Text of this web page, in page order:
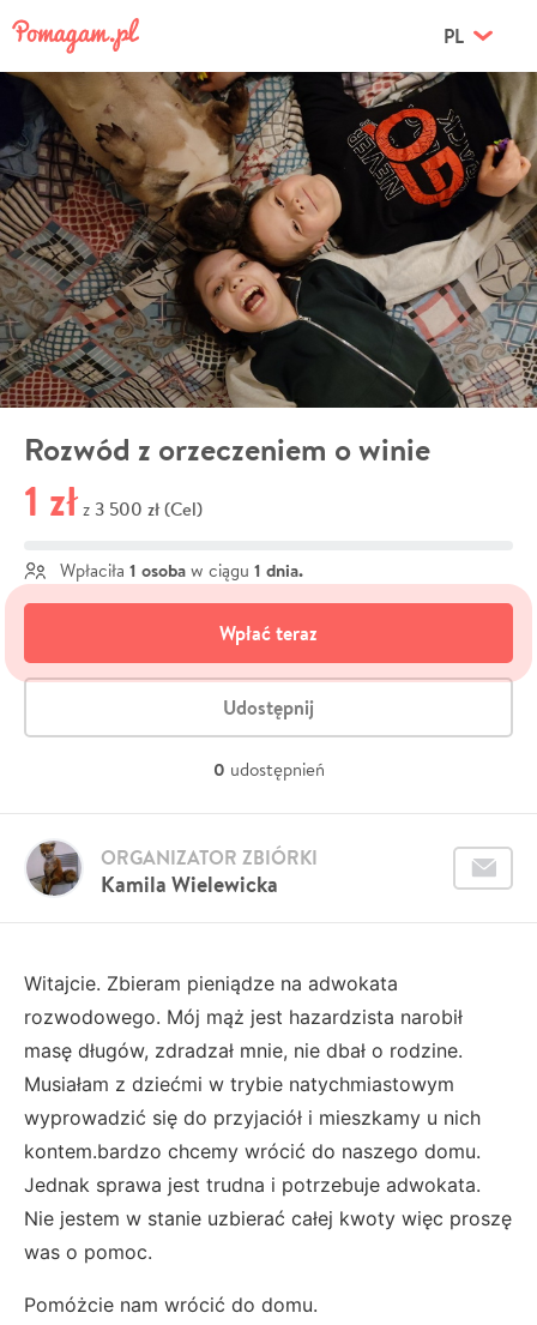
PL
Rozwód z orzeczeniem o winie
1 zł z 3 500 zł (Cel)
Wpłaciła 1 osoba w ciągu 1 dnia.
Wpłać teraz
Udostępnij
0 udostępnień
Kamila Wielewicka
ORGANIZATOR ZBIÓRKI
Witajcie. Zbieram pieniądze na adwokata
rozwodowego. Mój mąż jest hazardzista narobił
masę długów, zdradzał mnie, nie dbał o rodzine.
Musiałam z dziećmi w trybie natychmiastowym
wyprowadzić się do przyjaciół i mieszkamy u nich
kontem.bardzo chcemy wrócić do naszego domu.
Jednak sprawa jest trudna i potrzebuje adwokata.
Nie jestem w stanie uzbierać całej kwoty więc proszę
was o pomoc.
Pomóżcie nam wrócić do domu.